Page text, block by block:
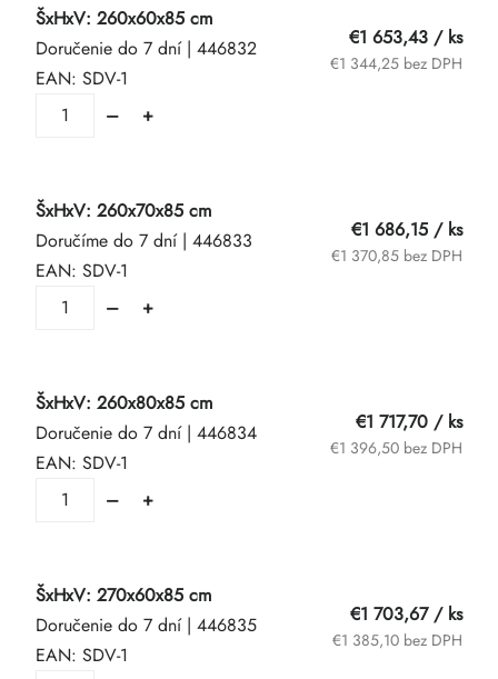
ŠxHxV: 260x60x85 cm
Doručenie do 7 dní | 446832
EAN: SDV-1
€1 653,43 / ks
€1 344,25 bez DPH
ŠxHxV: 260x70x85 cm
Doručíme do 7 dní | 446833
EAN: SDV-1
€1 686,15 / ks
€1 370,85 bez DPH
ŠxHxV: 260x80x85 cm
Doručenie do 7 dní | 446834
EAN: SDV-1
€1 717,70 / ks
€1 396,50 bez DPH
ŠxHxV: 270x60x85 cm
Doručenie do 7 dní | 446835
EAN: SDV-1
€1 703,67 / ks
€1 385,10 bez DPH